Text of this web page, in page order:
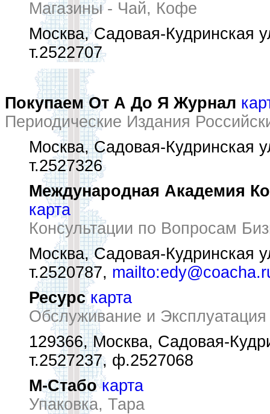
Магазины - Чай, Кофе
Москва, Садовая-Кудринская
т.2522707
Покупаем От А До Я Журнал
Периодические Издания
Москва, Садовая-Кудринская
т.2527326
Международная Академия
карта
Консультации по Вопросам
Москва, Садовая-Кудринская
т.2520787,
Ресурс карта
Обслуживание и
129366, Москва, Садовая-
т.2527237, ф.2527068
М-Стабо карта
Упаковка, Тара